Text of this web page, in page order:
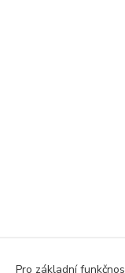
Pro základní